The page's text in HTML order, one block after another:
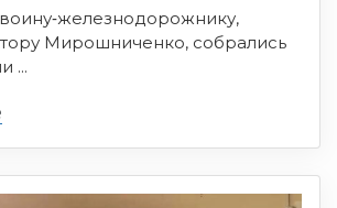
Мирошниченко, собрались
...